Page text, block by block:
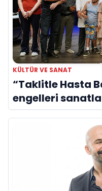
KÜLTÜR VE SANAT
“Taklitle Hasta
engelleri sanatla